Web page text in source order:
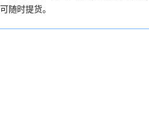
随时提货。